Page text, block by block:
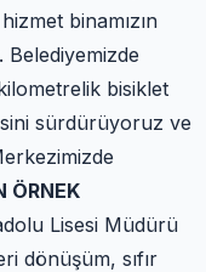
binamızın
Belediyemizde
bisiklet
sürdürüyoruz ve
ÖRNEK
Lisesi Müdürü
dönüşüm, sıfır